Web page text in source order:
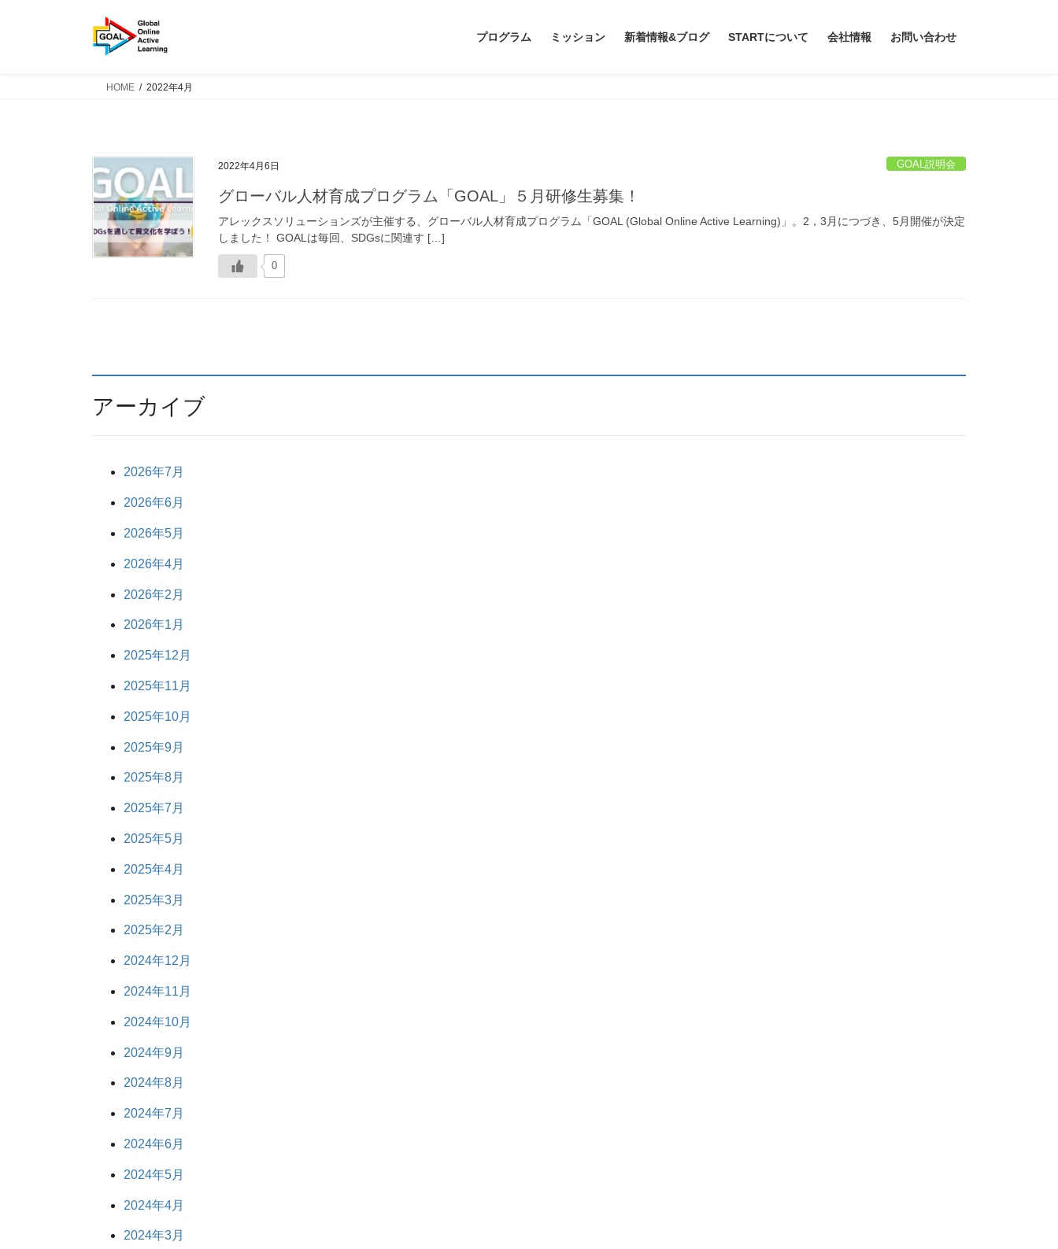
プログラム ミッション 新着情報&ブログ STARTについて 会社情報 お問い合わせ
HOME 2022年4月
2022年4月6日 GOAL説明会
グローバル人材育成プログラム「GOAL」５月研修生募集！
アレックスソリューションズが主催する、グローバル人材育成プログラム「GOAL (Global Online Active Learning)」。2，3月につづき、5月開催が決定
しました！ GOALは毎回、SDGsに関連す […]
0
アーカイブ
2026年7月
2026年6月
2026年5月
2026年4月
2026年2月
2026年1月
2025年12月
2025年11月
2025年10月
2025年9月
2025年8月
2025年7月
2025年5月
2025年4月
2025年3月
2025年2月
2024年12月
2024年11月
2024年10月
2024年9月
2024年8月
2024年7月
2024年6月
2024年5月
2024年4月
2024年3月